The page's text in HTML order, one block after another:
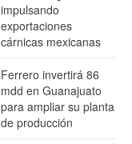
impulsando
exportaciones
cárnicas mexicanas
Ferrero invertirá 86
mdd en Guanajuato
para ampliar su planta
de producción